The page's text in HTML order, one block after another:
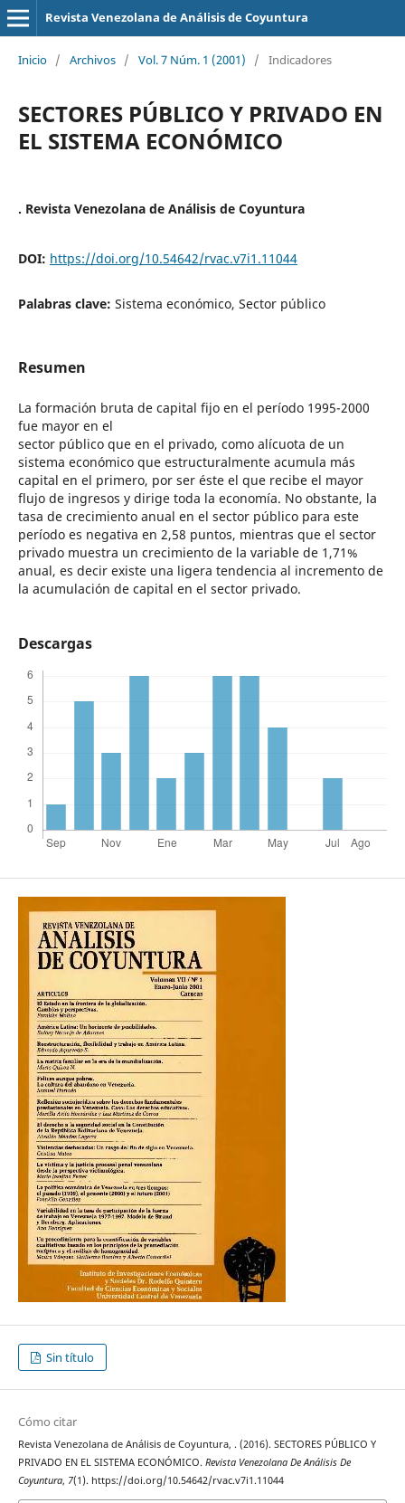
Revista Venezolana de Análisis de Coyuntura
Inicio / Archivos / Vol. 7 Núm. 1 (2001) / Indicadores
SECTORES PÚBLICO Y PRIVADO EN
EL SISTEMA ECONÓMICO
. Revista Venezolana de Análisis de Coyuntura
DOI: https://doi.org/10.54642/rvac.v7i1.11044
Palabras clave: Sistema económico, Sector público
Resumen
La formación bruta de capital fijo en el período 1995-2000
fue mayor en el
sector público que en el privado, como alícuota de un
sistema económico que estructuralmente acumula más
capital en el primero, por ser éste el que recibe el mayor
flujo de ingresos y dirige toda la economía. No obstante, la
tasa de crecimiento anual en el sector público para este
período es negativa en 2,58 puntos, mientras que el sector
privado muestra un crecimiento de la variable de 1,71%
anual, es decir existe una ligera tendencia al incremento de
la acumulación de capital en el sector privado.
Descargas
Sin título
Cómo citar
Revista Venezolana de Análisis de Coyuntura, . (2016). SECTORES PÚBLICO Y
PRIVADO EN EL SISTEMA ECONÓMICO. Revista Venezolana De Análisis De
Coyuntura, 7(1). https://doi.org/10.54642/rvac.v7i1.11044